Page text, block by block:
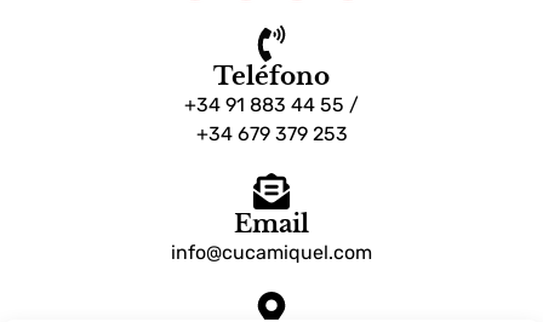
Teléfono
+34 91 883 44 55 /
+34 679 379 253
Email
info@cucamiquel.com